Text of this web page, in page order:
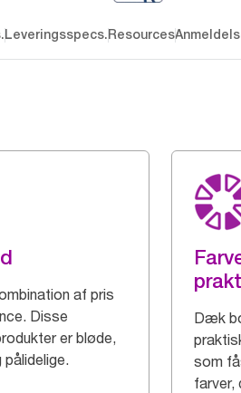
Leveringsspecs.Resources
af pris
Disse
er bløde,
Dæk
som
farver,